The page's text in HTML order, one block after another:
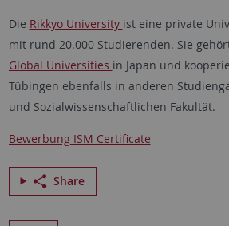
Die Rikkyo University ist eine private
mit rund 20.000 Studierenden. Sie
Global Universities in Japan und
Tübingen ebenfalls in anderen
und Sozialwissenschaftlichen Fakultät.
Bewerbung ISM Certificate
Share